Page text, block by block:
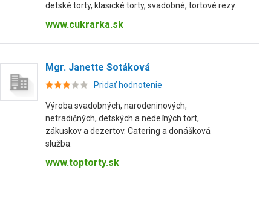
detské torty, klasické torty, svadobné, tortové rezy.
www.cukrarka.sk
Mgr. Janette Sotáková
Pridať hodnotenie
Výroba svadobných, narodeninových,
netradičných, detských a nedeľných tort,
zákuskov a dezertov. Catering a donášková
služba.
www.toptorty.sk